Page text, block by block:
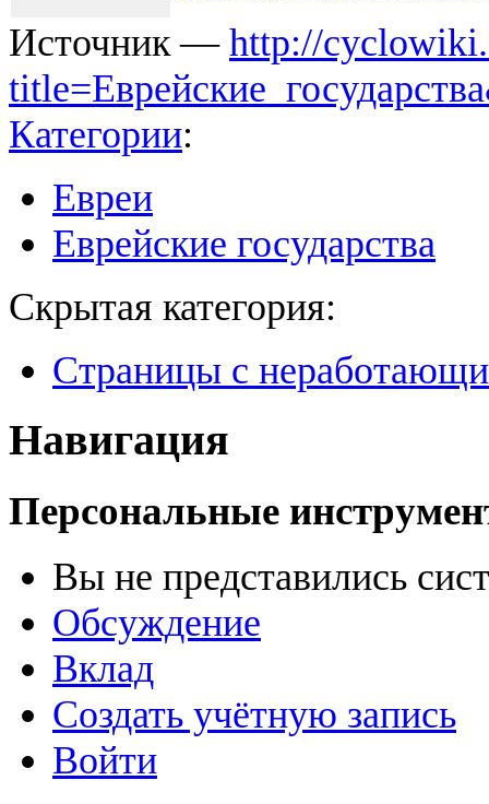
Источник — http://
Категории:
Евреи
Еврейские государства
Скрытая категория:
Страницы с
Навигация
Персональные
Вы не представились
Обсуждение
Вклад
Создать учётную запись
Войти